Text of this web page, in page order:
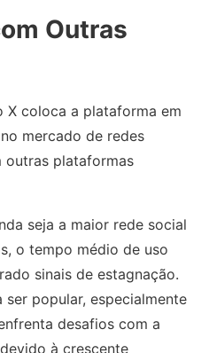
Outras
X coloca a plataforma em
mercado de redes
outras plataformas
seja a maior rede social
o tempo médio de uso
sinais de estagnação.
ser popular, especialmente
desafios com a
à crescente